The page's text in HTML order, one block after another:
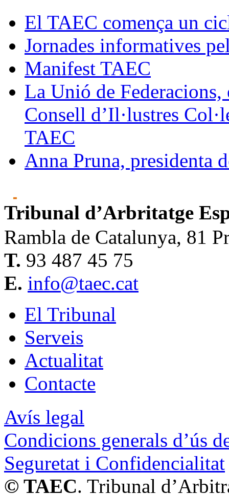
El TAEC comença un
Jornades informatives
Manifest TAEC
La Unió de
Consell d’Il·lustres
TAEC
Anna Pruna, presidenta
Tribunal d’Arbritatge
Rambla de Catalunya, 81
T. 93 487 45 75
E. info@taec.cat
El Tribunal
Serveis
Actualitat
Contacte
Avís legal
Condicions generals d’ús
Seguretat i Confidencialitat
© TAEC. Tribunal